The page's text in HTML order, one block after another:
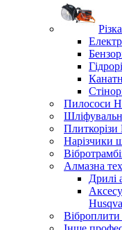
Пилососи
Плиткорізи
Нарізчики
Алмазна
Дрилі
Віброплити